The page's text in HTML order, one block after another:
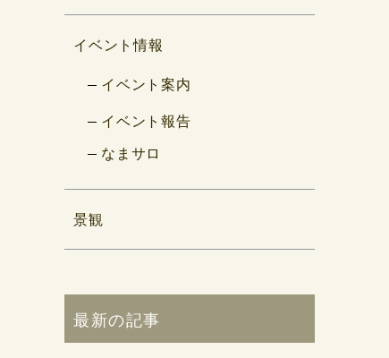
イベント情報
イベント案内
イベント報告
なまサロ
景観
最新の記事